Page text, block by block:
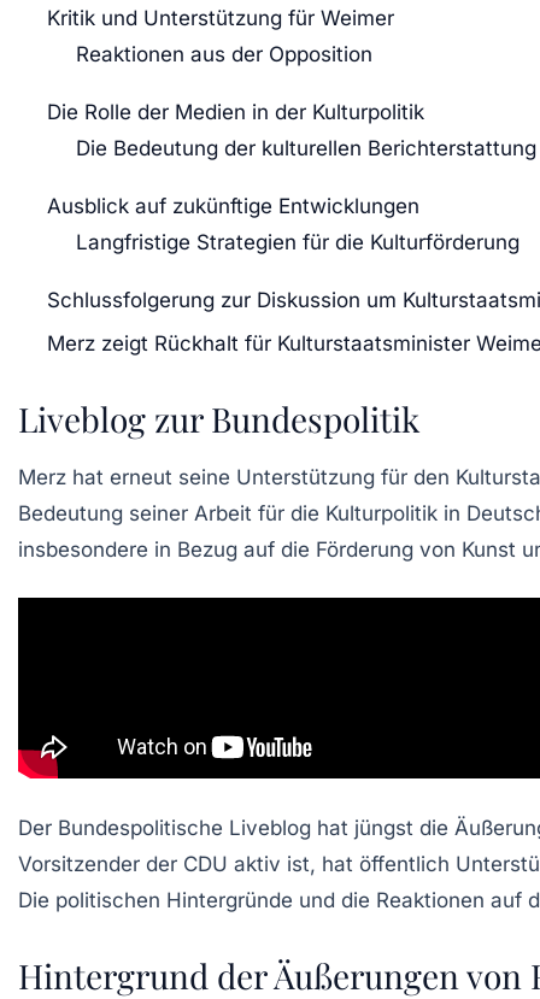
Kritik und Unterstützung für Weimer
Reaktionen aus der Opposition
Die Rolle der Medien in der Kulturpolitik
Die Bedeutung der kulturellen Berichterstattung
Ausblick auf zukünftige Entwicklungen
Langfristige Strategien für die Kulturförderung
Schlussfolgerung zur Diskussion um
Merz zeigt Rückhalt für Kulturstaatsminister
Liveblog zur Bundespolitik
Merz hat erneut seine Unterstützung für den
Bedeutung seiner Arbeit für die Kulturpolitik in
insbesondere in Bezug auf die Förderung von Kunst
Der Bundespolitische Liveblog hat jüngst die
Vorsitzender der CDU aktiv ist, hat öffentlich
Die politischen Hintergründe und die Reaktionen
Hintergrund der Äußerungen von